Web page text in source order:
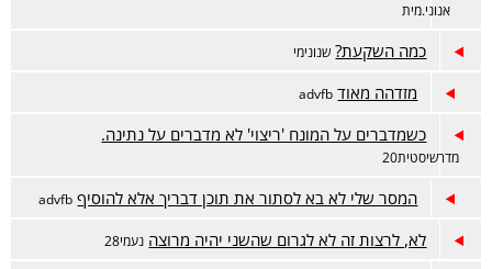
אנוני.מית
כמה השקעת? שנונימי
מזדהה מאוד advfb
כשמדברים על המונח 'ריצוי' לא מדברים על נתינה.
מדרשיסטית20
המסר שלי לא בא לסתור את תוכן דבריך אלא להוסיף advfb
לא, לרצות זה לא לגרום שהשני יהיה מרוצה נעמי28